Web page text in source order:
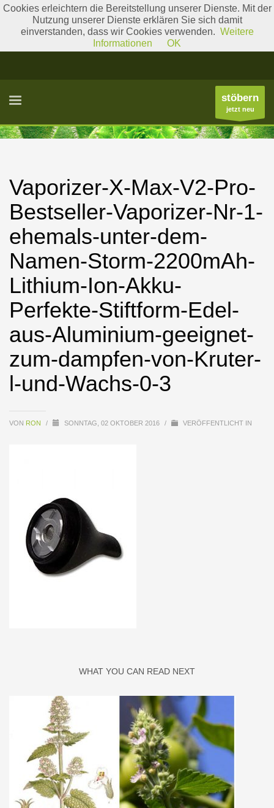
Literatur Gattungslisten
stöbern
jetzt neu
Vaporizer-X-Max-V2-Pro-
Bestseller-Vaporizer-Nr-1-
ehemals-unter-dem-
Namen-Storm-2200mAh-
Lithium-Ion-Akku-
Perfekte-Stiftform-Edel-
aus-Aluminium-geeignet-
zum-dampfen-von-Kruter-
l-und-Wachs-0-3
VON RON / SONNTAG, 02 OKTOBER 2016 / VERÖFFENTLICHT IN
WHAT YOU CAN READ NEXT
Cookies erleichtern die Bereitstellung unserer Dienste. Mit der
Nutzung unserer Dienste erklären Sie sich damit
einverstanden, dass wir Cookies verwenden. Weitere
Informationen
OK